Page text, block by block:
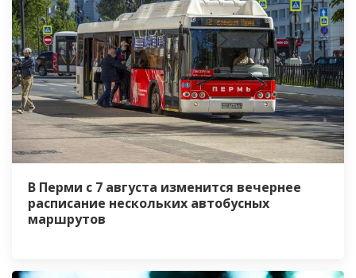
В Перми с 7 августа изменится вечернее
расписание нескольких автобусных
маршрутов